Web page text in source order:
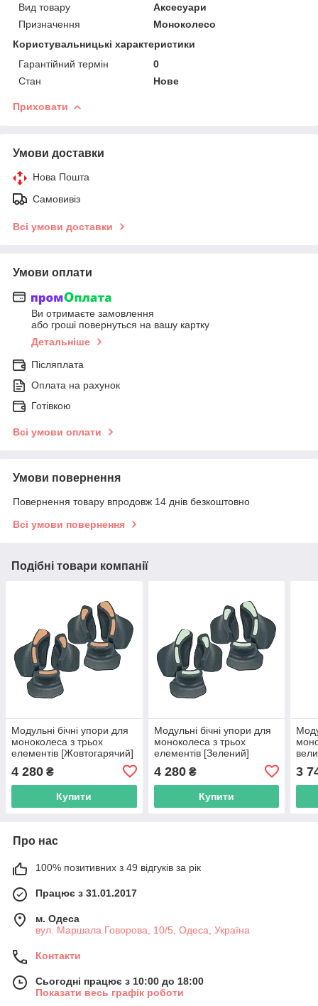
Вид товару
Аксесуари
Призначення
Моноколесо
Користувальницькі характеристики
Гарантійний термін
0
Стан
Нове
Приховати
Умови доставки
Нова Пошта
Самовивіз
Всі умови доставки
Умови оплати
Ви отримаєте замовлення
або гроші повернуться на вашу картку
Детальніше
Післяплата
Оплата на рахунок
Готівкою
Всі умови оплати
Умови повернення
Повернення товару впродовж 14 днів безкоштовно
Всі умови повернення
Подібні товари компанії
Модульні бічні упори для
моноколеса з трьох
елементів [Жовтогарячий]
4 280 ₴
Купити
Модульні бічні упори для
моноколеса з трьох
елементів [Зелений]
4 280₴
Купити
3
Про нас
100% позитивних з 49 відгуків за рік
Працює з 31.01.2017
м. Одеса
вул. Маршала Говорова, 10/5, Одеса, Україна
Контакти
Сьогодні працює з 10:00 до 18:00
Показати весь графік роботи